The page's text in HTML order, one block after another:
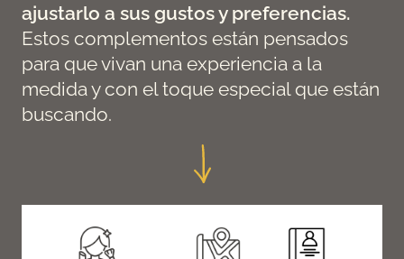
ajustarlo a sus gustos y preferencias.
Estos complementos están pensados
para que vivan una experiencia a la
medida y con el toque especial que están
buscando.